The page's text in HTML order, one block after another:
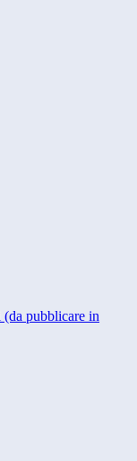
pubblicare in